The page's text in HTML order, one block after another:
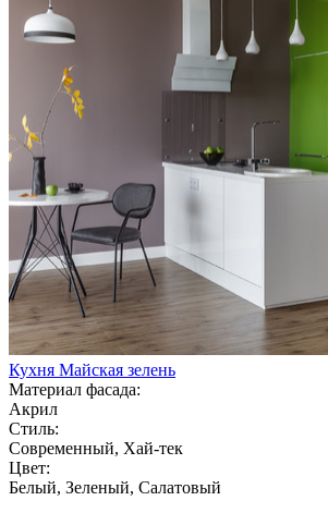
Кухня Майская зелень
Материал фасада:
Акрил
Стиль:
Современный, Хай-тек
Цвет:
Белый, Зеленый, Салатовый